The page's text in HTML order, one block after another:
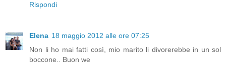
Rispondi
Elena 18 maggio 2012 alle ore 07:25
Non li ho mai fatti così, mio marito li divorerebbe in un sol
boccone.. Buon we